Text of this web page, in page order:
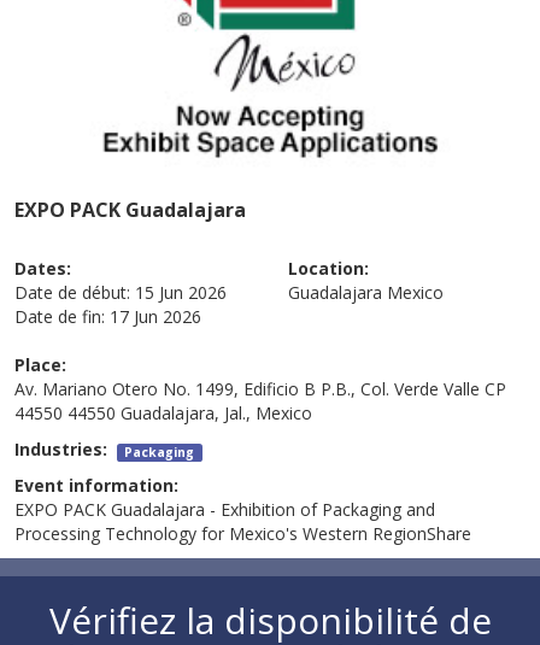
EXPO PACK Guadalajara
Dates:
Date de début: 15 Jun 2026
Date de fin: 17 Jun 2026
Location:
Guadalajara Mexico
Place:
Av. Mariano Otero No. 1499, Edificio B P.B., Col. Verde Valle CP
44550 44550 Guadalajara, Jal., Mexico
Industries: Packaging
Event information:
EXPO PACK Guadalajara - Exhibition of Packaging and
Processing Technology for Mexico's Western RegionShare
Vérifiez la disponibilité de